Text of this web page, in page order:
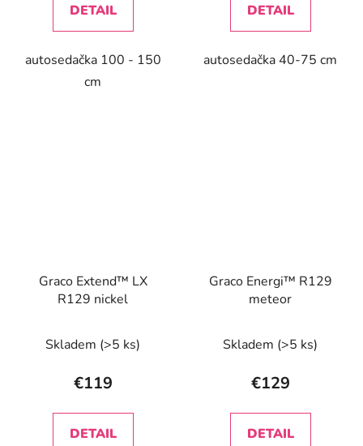
DETAIL
autosedačka 100 - 150
cm
DETAIL
autosedačka 40-75 cm
Graco Extend™ LX
R129 nickel
Skladem (>5 ks)
€119
DETAIL
Graco Energi™ R129
meteor
Skladem (>5 ks)
€129
DETAIL